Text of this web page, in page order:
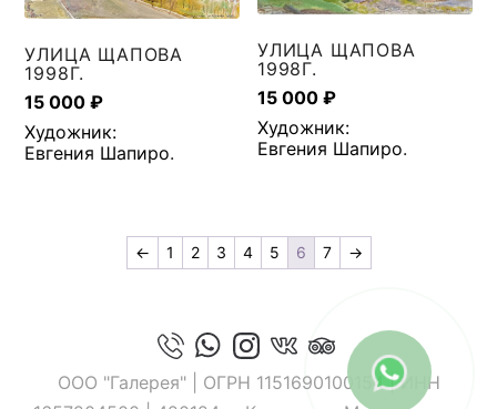
УЛИЦА ЩАПОВА
1998Г.
15 000₽
Художник:
Евгения Шапиро.
УЛИЦА ЩАПОВА
1998Г.
15 000₽
Художник:
Евгения Шапиро.
← 1 2 3 4 5 6 7 →
ООО "Галерея" | ОГРН 1151690100154 | ИНН